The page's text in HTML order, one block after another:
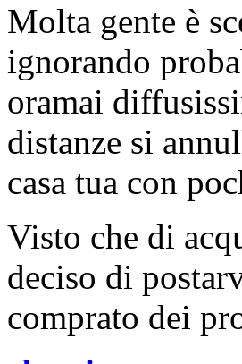
Molta gente è
ignorando
oramai
distanze si
casa tua con
Visto che di
deciso di
comprato dei